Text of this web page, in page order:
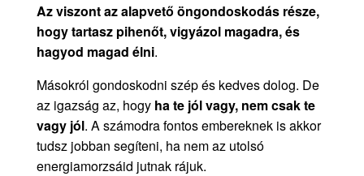
Az viszontaz alapvető öngondoskodás része,
hogy tartasz pihenőt, vigyázol magadra, és
hagyod magad élni.
Másokról gondoskodni szép és kedves dolog. De
az igazság az, hogy ha te jól vagy, nem csak te
vagy jól. A számodra fontos embereknek is akkor
tudsz jobban segíteni, ha nem az utolsó
energiamorzsáid jutnak rájuk.